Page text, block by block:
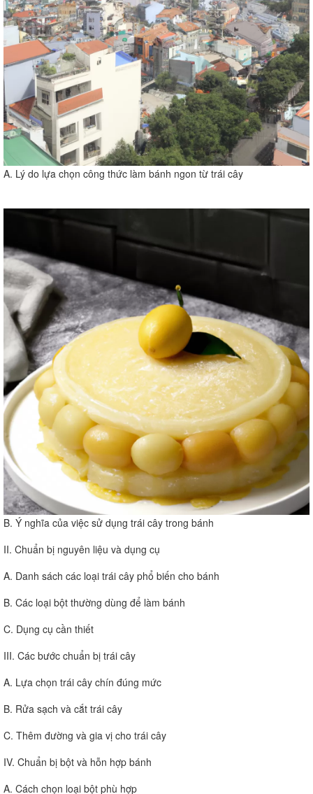
A. Lý do lựa chọn công thức làm bánh ngon từ trái cây
B. Ý nghĩa của việc sử dụng trái cây trong bánh
II. Chuẩn bị nguyên liệu và dụng cụ
A. Danh sách các loại trái cây phổ biến cho bánh
B. Các loại bột thường dùng để làm bánh
C. Dụng cụ cần thiết
III. Các bước chuẩn bị trái cây
A. Lựa chọn trái cây chín đúng mức
B. Rửa sạch và cắt trái cây
C. Thêm đường và gia vị cho trái cây
IV. Chuẩn bị bột và hỗn hợp bánh
A. Cách chọn loại bột phù hợp